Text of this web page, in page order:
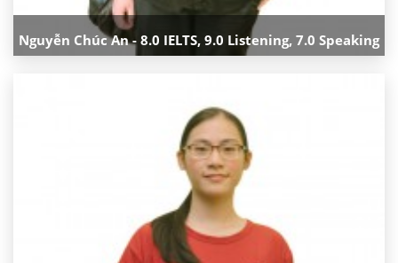
Nguyễn Chúc An - 8.0 IELTS, 9.0 Listening, 7.0 Speaking